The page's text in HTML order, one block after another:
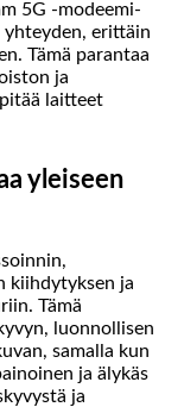
5G -modeemi-
yhteyden, erittäin
Tämä parantaa
ja
laitteet
yleiseen
kiihdytyksen ja
Tämä
luonnollisen
samalla kun
ja älykäs
ja